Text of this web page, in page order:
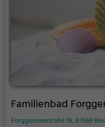
Familienbad
Forggenseestraße 18, 87669